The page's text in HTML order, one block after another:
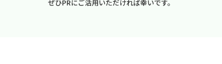
ぜひPRにご活用いただければ幸いです。